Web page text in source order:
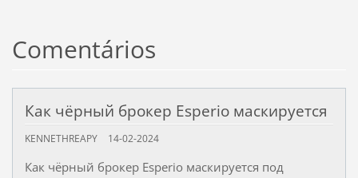
Comentários
Как чёрный брокер Esperio маскируется
KENNETHREAPY 14-02-2024
Как чёрный брокер Esperio маскируется под